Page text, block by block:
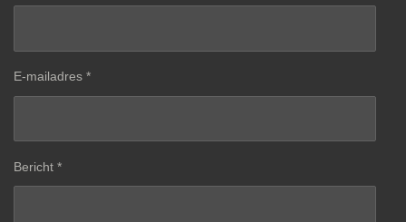
E-mailadres *
Bericht *